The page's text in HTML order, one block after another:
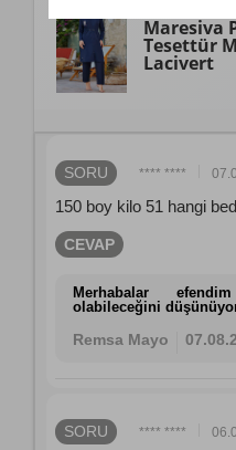
Maresiva
Tesettür
Lacivert
SORU **** ****
150 boy kilo 51 hangi
CEVAP
Merhabalar
olabileceğini
Remsa Mayo
SORU **** ****